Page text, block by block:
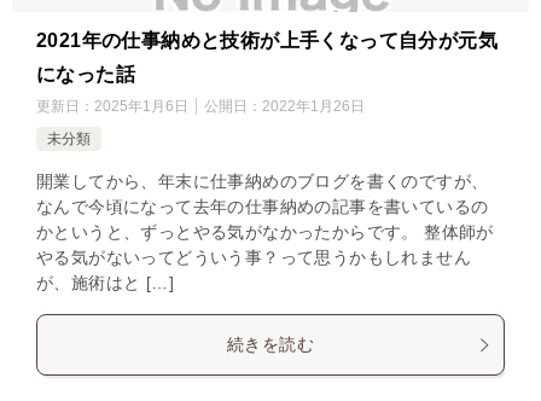
2021年の仕事納めと技術が上手くなって自分が元気
になった話
更新日： 2025年1月6日 公開日： 2022年1月26日
未分類
開業してから、年末に仕事納めのブログを書くのですが、
なんで今頃になって去年の仕事納めの記事を書いているの
かというと、ずっとやる気がなかったからです。 整体師が
やる気がないってどういう事？って思うかもしれません
が、施術はと […]
続きを読む